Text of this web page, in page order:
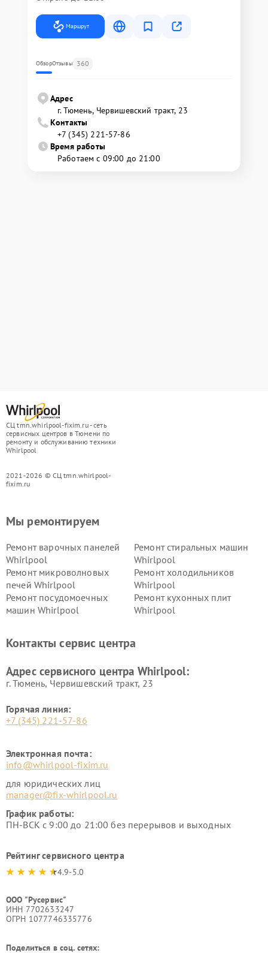
Маршрут
ОбзорОтзывы 360
Адрес
г. Тюмень, ​Червишевский тракт, 23
Контакты
+7 (345) 221-57-86
Время работы
Работаем с 09:00 до 21:00
СЦ tmn.whirlpool-fixim.ru - сеть
сервисных центров в Тюмени по
ремонту и обслуживанию техники
Whirlpool
2021-2026 © СЦ tmn.whirlpool-
fixim.ru
Мы ремонтируем
Ремонт варочных панелей
Whirlpool
Ремонт стиральных машин
Whirlpool
Ремонт микроволновых
печей Whirlpool
Ремонт холодильников
Whirlpool
Ремонт посудомоечных
машин Whirlpool
Ремонт кухонных плит
Whirlpool
Контакты сервис центра
Адрес сервисного центра Whirlpool:
г. Тюмень, ​Червишевский тракт, 23
Горячая линия:
+7 (345) 221-57-86
Электронная почта:
info@whirlpool-fixim.ru
для юридических лиц
manager@fix-whirlpool.ru
График работы:
ПН-ВСК с 9:00 до 21:00 без перерывов и выходных
Рейтинг сервисного центра
4.9-5.0
ООО "Русервис"
ИНН 7702633247
ОГРН 1077746335776
Поделиться в соц. сетях: